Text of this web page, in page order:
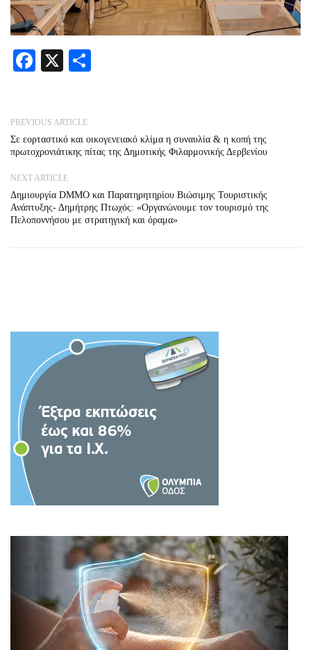
Facebook
X
PREVIOUS ARTICLE
Σε εορταστικό και οικογενειακό κλίμα η συναυλία & η κοπή της
πρωτοχρονιάτικης πίτας της Δημοτικής Φιλαρμονικής Δερβενίου
NEXT ARTICLE
Δημιουργία DMΜO και Παρατηρητηρίου Βιώσιμης Τουριστικής
Ανάπτυξης- Δημήτρης Πτωχός: «Οργανώνουμε τον τουρισμό της
Πελοποννήσου με στρατηγική και όραμα»